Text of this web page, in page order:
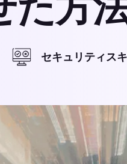
セキュリティス